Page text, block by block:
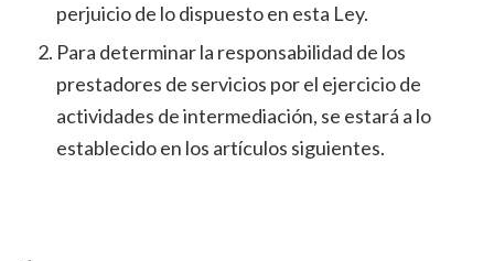
perjuicio de lo dispuesto en esta Ley.
Para determinar la responsabilidad de los
prestadores de servicios por el ejercicio de
actividades de intermediación, se estará a lo
establecido en los artículos siguientes.